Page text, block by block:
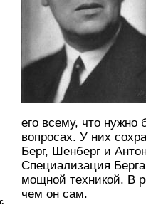
его всему, что
вопросах. У них
Берг, Шенберг и
Специализация
мощной техникой. В
чем он сам.